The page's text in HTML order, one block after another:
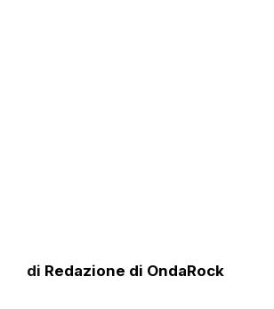
di Redazione di OndaRock